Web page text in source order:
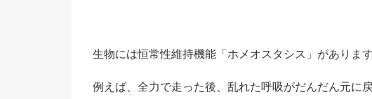
生物には恒常性維持機能「ホメオスタシス」があります
例えば、全力で走った後、乱れた呼吸がだんだん元に